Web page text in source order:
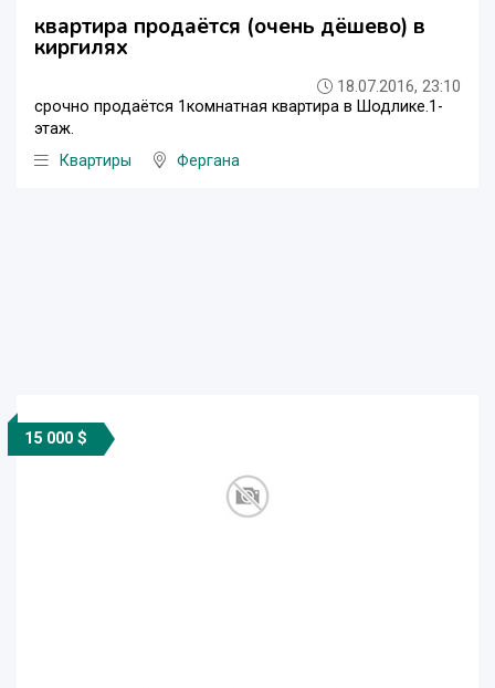
квартира продаётся (очень дёшево) в
киргилях
18.07.2016, 23:10
срочно продаётся 1комнатная квартира в Шодлике.1-
этаж.
Квартиры
Фергана
15 000 $